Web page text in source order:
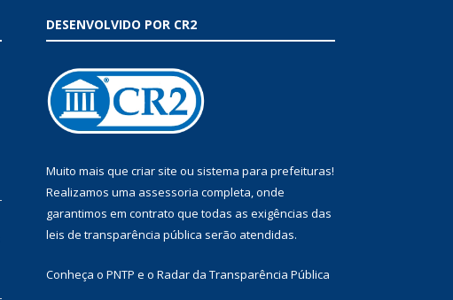
DESENVOLVIDO POR CR2
Muito mais que criar site ou sistema para prefeituras!
Realizamos uma assessoria completa, onde
garantimos em contrato que todas as exigências das
leis de transparência pública serão atendidas.
Conheça o PNTP e o Radar da Transparência Pública